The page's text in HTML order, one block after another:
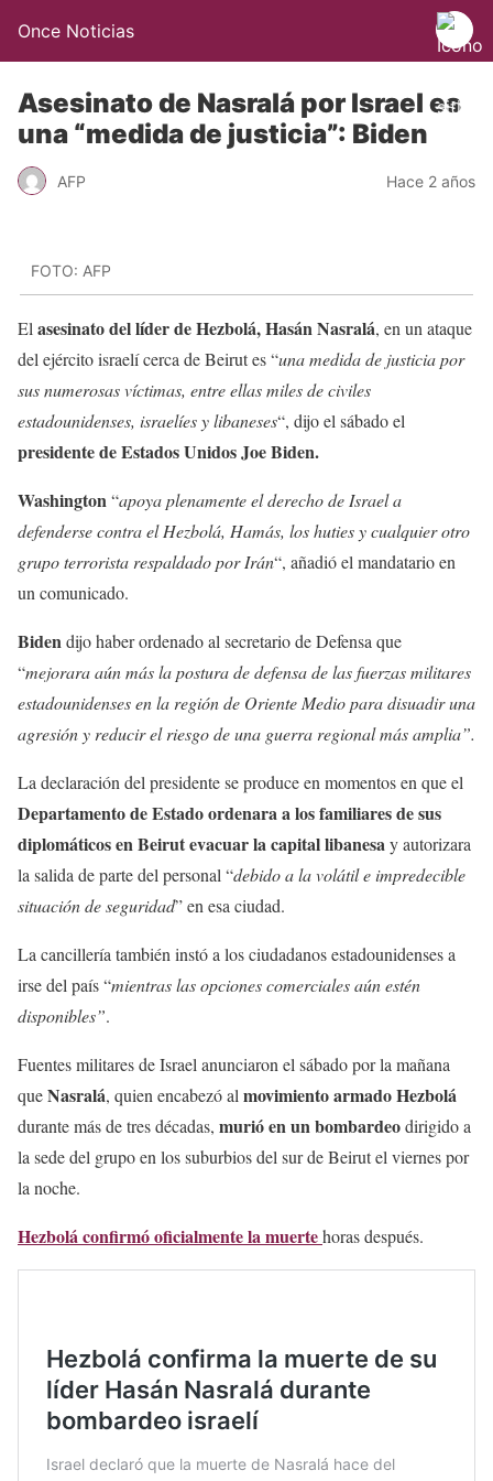
Once Noticias
Asesinato de Nasralá por Israel es
una “medida de justicia”: Biden
AFP Hace 2 años
FOTO: AFP
El asesinato del líder de Hezbolá, Hasán Nasralá, en un ataque
del ejército israelí cerca de Beirut es “una medida de justicia por
sus numerosas víctimas, entre ellas miles de civiles
estadounidenses, israelíes y libaneses“, dijo el sábado el
presidente de Estados Unidos Joe Biden.
Washington“apoya plenamente el derecho de Israel a
defenderse contra el Hezbolá, Hamás, los huties y cualquier otro
grupo terrorista respaldado por Irán“, añadió el mandatario en
un comunicado.
Bidendijo haber ordenado al secretario de Defensa que
“mejorara aún más la postura de defensa de las fuerzas militares
estadounidenses en la región de Oriente Medio para disuadir una
agresión y reducir el riesgo de una guerra regional más amplia”.
La declaración del presidente se produce en momentos en que el
Departamento de Estado ordenara a los familiares de sus
diplomáticos en Beirut evacuar la capital libanesay autorizara
la salida de parte del personal “debido a la volátil e impredecible
situación de seguridad” en esa ciudad.
La cancillería también instó a los ciudadanos estadounidenses a
irse del país “mientras las opciones comerciales aún estén
disponibles”.
Fuentes militares de Israel anunciaron el sábado por la mañana
queNasralá, quien encabezó al movimiento armado Hezbolá
durante más de tres décadas, murió en un bombardeodirigido a
la sede del grupo en los suburbios del sur de Beirut el viernes por
la noche.
Hezbolá confirmó oficialmente la muertehoras después.